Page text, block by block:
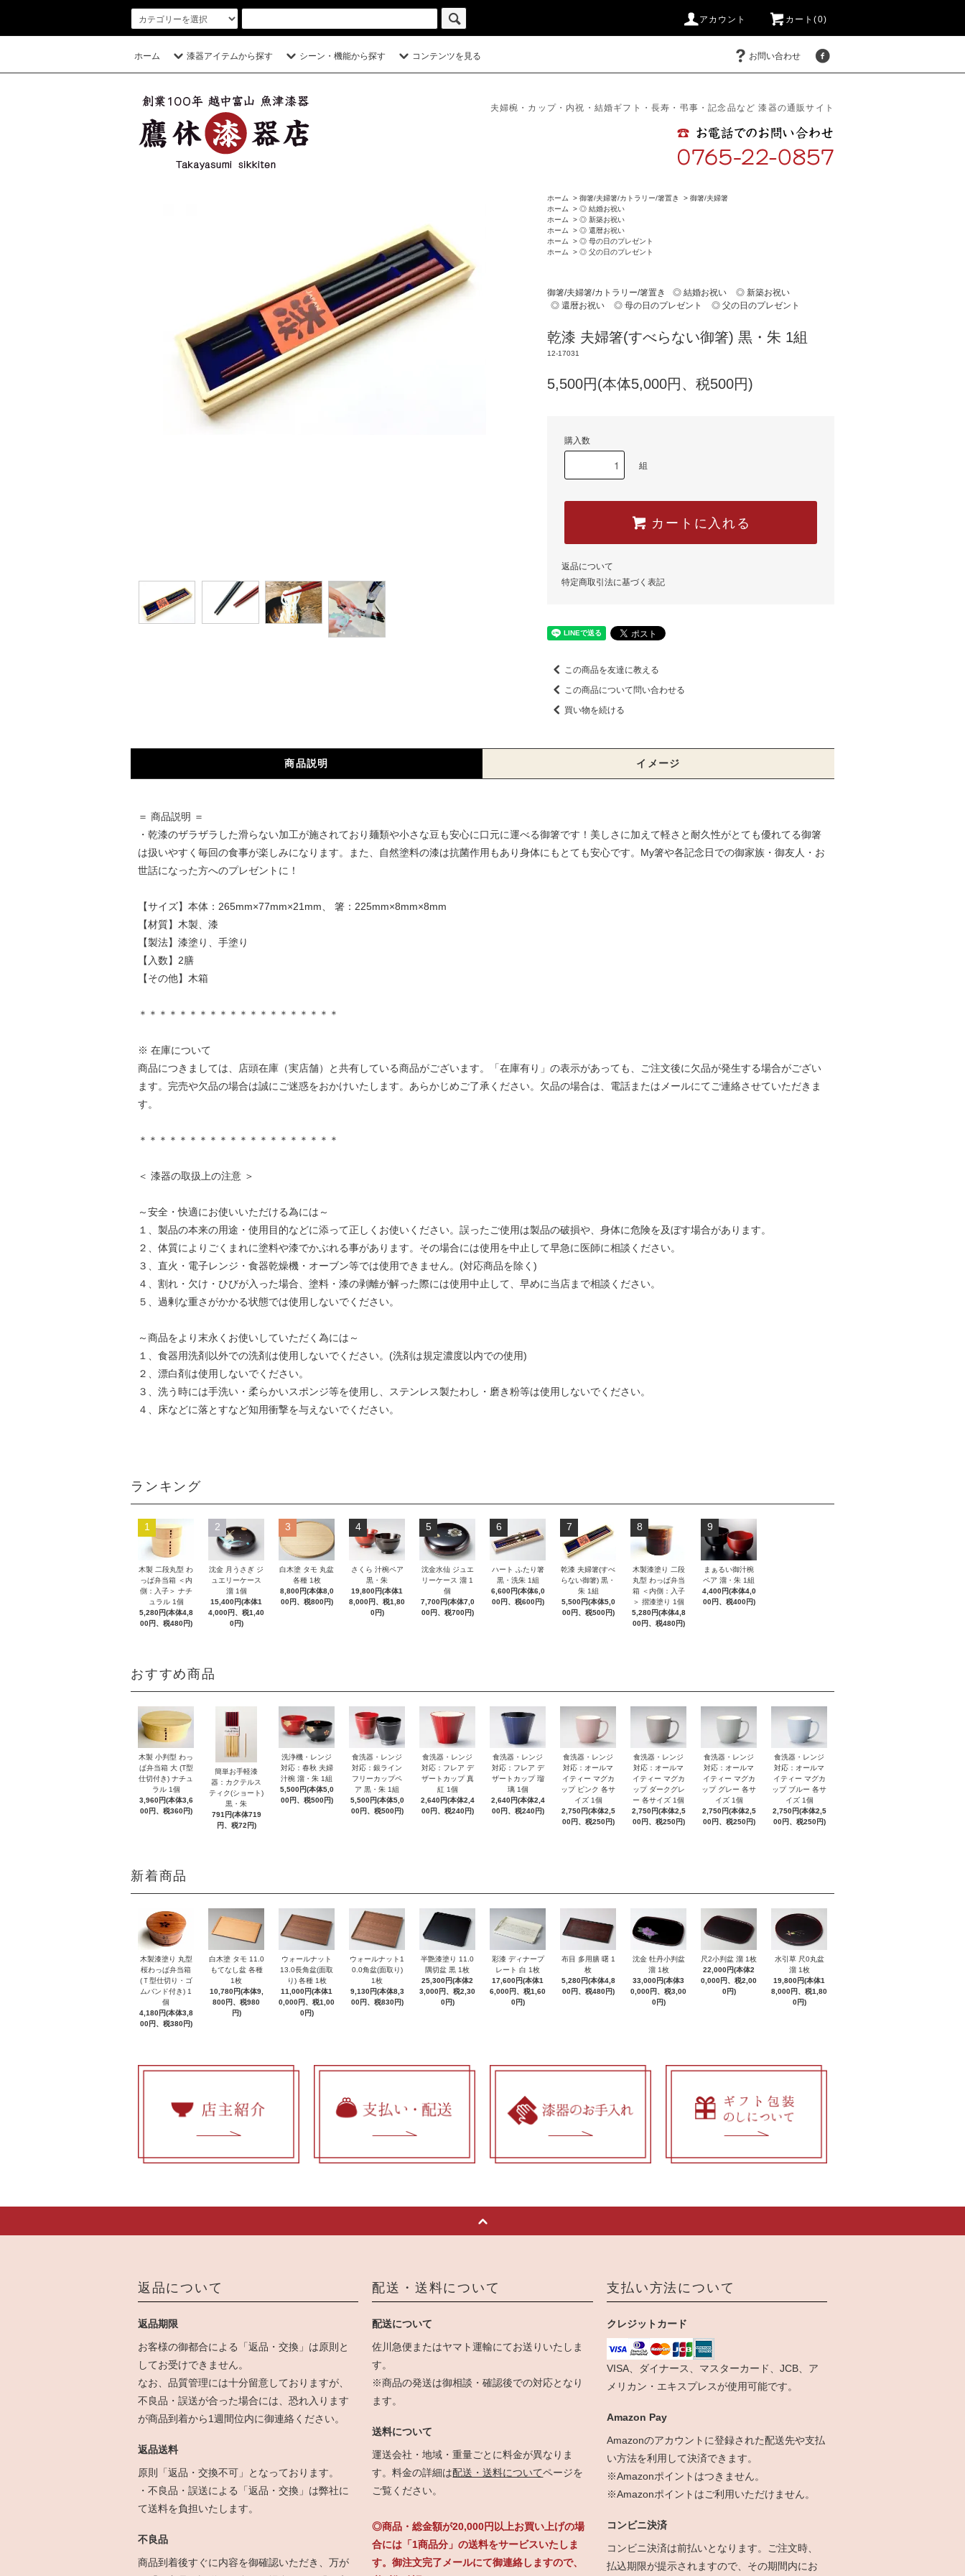
アカウント カート(0)
ホーム 漆器アイテムから探す シーン・機能から探す コンテンツを見る お問い合わせ
夫婦椀・カップ・内祝・結婚ギフト・長寿・弔事・記念品など 漆器の通販サイト
ホーム > 御箸/夫婦箸/カトラリー/箸置き > 御箸/夫婦箸
ホーム
> ◎ 結婚お祝い
ホーム
> ◎ 新築お祝い
ホーム
> ◎ 還暦お祝い
ホーム
> ◎ 母の日のプレゼント
ホーム
> ◎ 父の日のプレゼント
御箸/夫婦箸/カトラリー/箸置き ◎ 結婚お祝い
◎ 新築お祝い
◎ 還暦お祝い
◎ 母の日のプレゼント ◎ 父の日のプレゼント
乾漆 夫婦箸(すべらない御箸) 黒・朱 1組
12-17031
5,500円(本体5,000円、税500円)
購入数
組
カートに入れる
返品について
特定商取引法に基づく表記
この商品を友達に教える
この商品について問い合わせる
買い物を続ける
商品説明 イメージ
＝ 商品説明 ＝
・乾漆のザラザラした滑らない加工が施されており麺類や小さな豆も安心に口元に運べる御箸です！美しさに加えて軽さと耐久性がとても優れてる御箸
は扱いやすく毎回の食事が楽しみになります。また、自然塗料の漆は抗菌作用もあり身体にもとても安心です。My箸や各記念日での御家族・御友人・お
世話になった方へのプレゼントに！
【サイズ】本体：265mm×77mm×21mm、 箸：225mm×8mm×8mm
【材質】木製、漆
【製法】漆塗り、手塗り
【入数】2膳
【その他】木箱
＊＊＊＊＊＊＊＊＊＊＊＊＊＊＊＊＊＊＊＊
※ 在庫について
商品につきましては、店頭在庫（実店舗）と共有している商品がございます。「在庫有り」の表示があっても、ご注文後に欠品が発生する場合がござい
ます。完売や欠品の場合は誠にご迷惑をおかけいたします。あらかじめご了承ください。欠品の場合は、電話またはメールにてご連絡させていただきま
す。
＊＊＊＊＊＊＊＊＊＊＊＊＊＊＊＊＊＊＊＊
＜ 漆器の取扱上の注意 ＞
～安全・快適にお使いいただける為には～
１、製品の本来の用途・使用目的などに添って正しくお使いください。誤ったご使用は製品の破損や、身体に危険を及ぼす場合があります。
２、体質によりごくまれに塗料や漆でかぶれる事があります。その場合には使用を中止して早急に医師に相談ください。
３、直火・電子レンジ・食器乾燥機・オーブン等では使用できません。(対応商品を除く)
４、割れ・欠け・ひびが入った場合、塗料・漆の剥離が解った際には使用中止して、早めに当店まで相談ください。
５、過剰な重さがかかる状態では使用しないでください。
～商品をより末永くお使いしていただく為には～
１、食器用洗剤以外での洗剤は使用しないでください。(洗剤は規定濃度以内での使用)
２、漂白剤は使用しないでください。
３、洗う時には手洗い・柔らかいスポンジ等を使用し、ステンレス製たわし・磨き粉等は使用しないでください。
４、床などに落とすなど知用衝撃を与えないでください。
ランキング
1
木製 二段丸型 わ
っぱ弁当箱 ＜内
側：入子＞ ナチ
ュラル 1個
5,280円(本体4,8
00円、税480円)
2
沈金 月うさぎ ジ
ュエリーケース
溜 1個
15,400円(本体1
4,000円、税1,40
0円)
3
白木塗 タモ 丸盆
各種 1枚
8,800円(本体8,0
00円、税800円)
4
さくら 汁椀ペア
黒・朱
19,800円(本体1
8,000円、税1,80
0円)
5
沈金水仙 ジュエ
リーケース 溜 1
個
7,700円(本体7,0
00円、税700円)
6
ハート ふたり箸
黒・洗朱 1組
6,600円(本体6,0
00円、税600円)
7
乾漆 夫婦箸(すべ
らない御箸) 黒・
朱 1組
5,500円(本体5,0
00円、税500円)
8
木製漆塗り 二段
丸型 わっぱ弁当
箱 ＜内側：入子
＞ 摺漆塗り 1個
5,280円(本体4,8
00円、税480円)
9
まぁるい御汁椀
ペア 溜・朱 1組
4,400円(本体4,0
00円、税400円)
おすすめ商品
木製 小判型 わっ
ぱ弁当箱 大 (T型
仕切付き) ナチュ
ラル 1個
3,960円(本体3,6
00円、税360円)
簡単お手軽漆
器：カクテルス
ティク(ショート)
黒・朱
791円(本体719
円、税72円)
洗浄機・レンジ
対応：春秋 夫婦
汁椀 溜・朱 1組
5,500円(本体5,0
00円、税500円)
食洗器・レンジ
対応：銀ライン
フリーカップペ
ア 黒・朱 1組
5,500円(本体5,0
00円、税500円)
食洗器・レンジ
対応：フレア デ
ザートカップ 真
紅 1個
2,640円(本体2,4
00円、税240円)
食洗器・レンジ
対応：フレア デ
ザートカップ 瑠
璃 1個
2,640円(本体2,4
00円、税240円)
食洗器・レンジ
対応：オールマ
イティー マグカ
ップ ピンク 各サ
イズ 1個
2,750円(本体2,5
00円、税250円)
食洗器・レンジ
対応：オールマ
イティー マグカ
ップ ダークグレ
ー 各サイズ 1個
2,750円(本体2,5
00円、税250円)
食洗器・レンジ
対応：オールマ
イティー マグカ
ップ グレー 各サ
イズ 1個
2,750円(本体2,5
00円、税250円)
食洗器・レンジ
対応：オールマ
イティー マグカ
ップ ブルー 各サ
イズ 1個
2,750円(本体2,5
00円、税250円)
新着商品
木製漆塗り 丸型
桜わっぱ弁当箱
(Ｔ型仕切り・ゴ
ムバンド付き) 1
個
4,180円(本体3,8
00円、税380円)
白木塗 タモ 11.0
もてなし盆 各種
1枚
10,780円(本体9,
800円、税980
円)
ウォールナット
13.0長角盆(面取
り) 各種 1枚
11,000円(本体1
0,000円、税1,00
0円)
ウォールナット1
0.0角盆(面取り)
1枚
9,130円(本体8,3
00円、税830円)
半艶漆塗り 11.0
隅切盆 黒 1枚
25,300円(本体2
3,000円、税2,30
0円)
彩漆 ディナープ
レート 白 1枚
17,600円(本体1
6,000円、税1,60
0円)
布目 多用膳 曙 1
枚
5,280円(本体4,8
00円、税480円)
沈金 牡丹小判盆
溜 1枚
33,000円(本体3
0,000円、税3,00
0円)
尺2小判盆 溜 1枚
22,000円(本体2
0,000円、税2,00
0円)
水引草 尺0丸盆
溜 1枚
19,800円(本体1
8,000円、税1,80
0円)
返品について
返品期限
お客様の御都合による「返品・交換」は原則と
してお受けできません。
なお、品質管理には十分留意しておりますが、
不良品・誤送が合った場合には、恐れ入ります
が商品到着から1週間位内に御連絡ください。
返品送料
原則「返品・交換不可」となっております。
・不良品・誤送による「返品・交換」は弊社に
て送料を負担いたします。
不良品
商品到着後すぐに内容を御確認いただき、万が
配送・送料について
配送について
佐川急便またはヤマト運輸にてお送りいたしま
す。
※商品の発送は御相談・確認後での対応となり
ます。
送料について
運送会社・地域・重量ごとに料金が異なりま
す。料金の詳細は配送・送料についてページを
ご覧ください。
◎商品・総金額が20,000円以上お買い上げの場
合には「1商品分」の送料をサービスいたしま
す。御注文完了メールにて御連絡しますので、
支払い方法について
クレジットカード
VISA、ダイナース、マスターカード、JCB、ア
メリカン・エキスプレスが使用可能です。
Amazon Pay
Amazonのアカウントに登録された配送先や支払
い方法を利用して決済できます。
※Amazonポイントはつきません。
※Amazonポイントはご利用いただけません。
コンビニ決済
コンビニ決済は前払いとなります。ご注文時、
払込期限が提示されますので、その期間内にお